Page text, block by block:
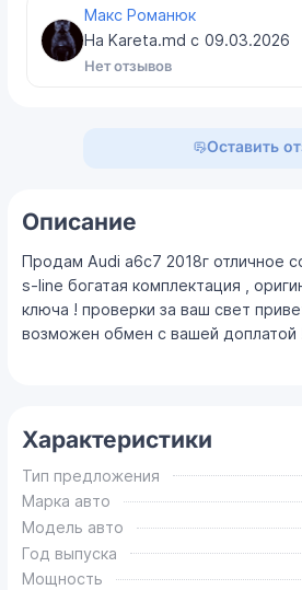
Макс Романюк
На Kareta.md с 09.03.2026
Нет отзывов
Оставить
Описание
Продам Audi a6c7 2018г отличное
s-line богатая комплектация ,
ключа ! проверки за ваш свет
возможен обмен с вашей доплатой
Характеристики
Тип предложения
Марка авто
Модель авто
Год выпуска
Мощность